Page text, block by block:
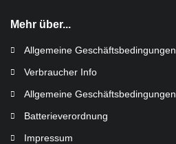
Mehr über...
Allgemeine Geschäftsbedingungen
Verbraucher Info
Allgemeine
Batterieverordnung
Impressum